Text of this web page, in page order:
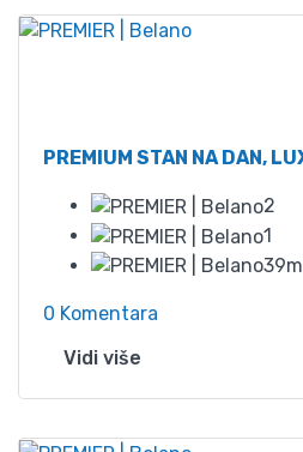
PREMIUM STAN NA DAN,
2
1
0 Komentara
Vidi više